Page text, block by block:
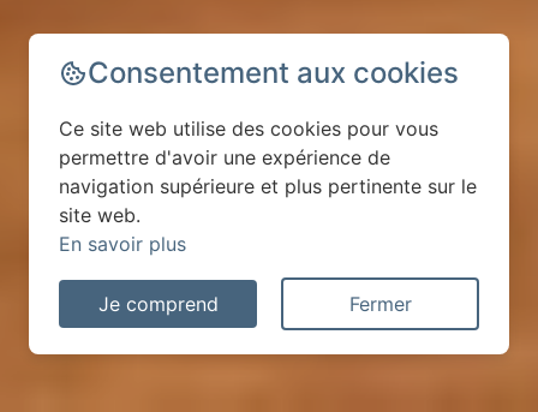
Consentement aux cookies
Ce site web utilise des cookies pour vous
permettre d'avoir une expérience de
navigation supérieure et plus pertinente sur le
site web.
En savoir plus
Je comprend Fermer